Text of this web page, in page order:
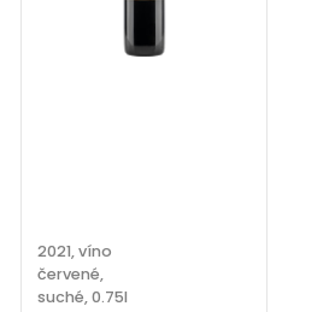
2021, víno
červené,
suché, 0.75l